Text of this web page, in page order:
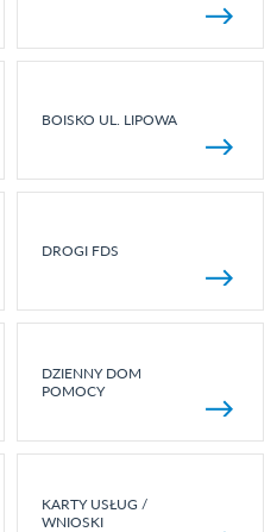
BOISKO UL. LIPOWA
DROGI FDS
DZIENNY DOM
POMOCY
KARTY USŁUG /
WNIOSKI